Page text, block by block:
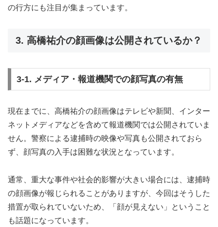
の行方にも注目が集まっています。
3. 高橋祐介の顔画像は公開されているか？
3-1. メディア・報道機関での顔写真の有無
現在までに、高橋祐介の顔画像はテレビや新聞、インター
ネットメディアなどを含めて報道機関では公開されていま
せん。警察による逮捕時の映像や写真も公開されておら
ず、顔写真の入手は困難な状況となっています。
通常、重大な事件や社会的影響が大きい場合には、逮捕時
の顔画像が報じられることがありますが、今回はそうした
措置が取られていないため、「顔が見えない」ということ
も話題になっています。